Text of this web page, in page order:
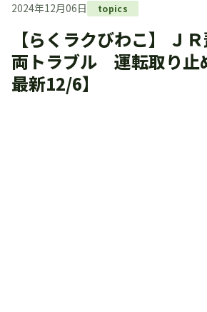
2024年12月06日 topics
【らくラクびわこ】 Ｊ
両トラブル 運転取り止
最新12/6】